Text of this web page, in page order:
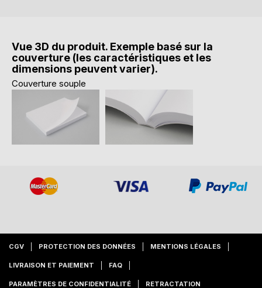
Vue 3D du produit. Exemple basé sur la
couverture (les caractéristiques et les
dimensions peuvent varier).
Couverture souple
CGV PROTECTION DES DONNÉES MENTIONS LÉGALES
LIVRAISON ET PAIEMENT FAQ
PARAMÈTRES DE CONFIDENTIALITÉ RETRACTATION